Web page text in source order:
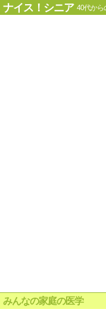
ナイス！シニア 40代か
みんなの家庭の医学